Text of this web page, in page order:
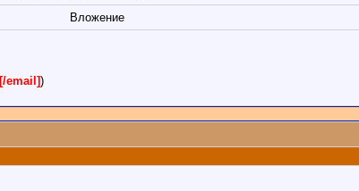
Вложение
[/email])